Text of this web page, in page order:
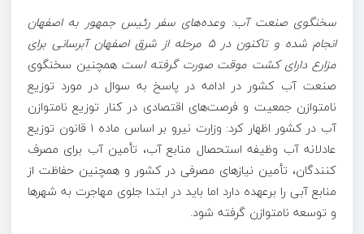
سخنگوی صنعت آب: وعده‌های سفر رئیس جمهور به اصفهان
انجام شده و تاکنون در ۵ مرحله از شرق اصفهان آبرسانی برای
مزارع دارای کشت موقت صورت گرفته است همچنین سخنگوی
صنعت آب کشور در ادامه در پاسخ به سوال در مورد توزیع
نامتوازن جمعیت و فرصت‌های اقتصادی در کنار توزیع نامتوازن
آب در کشور اظهار کرد: وزارت نیرو بر اساس ماده ۱ قانون توزیع
عادلانه آب وظیفه استحصال منابع آب، تأمین آب برای مصرف
کنندگان، تأمین نیازهای مصرفی در کشور و همچنین حفاظت از
منابع آبی را برعهده دارد اما باید در ابتدا جلوی مهاجرت به شهرها
و توسعه نامتوازن گرفته شود.